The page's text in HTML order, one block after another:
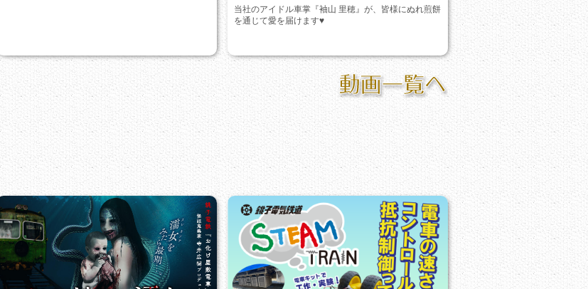
当社のアイドル車掌『袖山 里穂』が、皆様にぬれ煎餅
を通じて愛を届けます♥